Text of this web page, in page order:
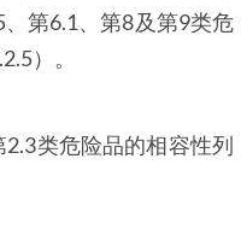
、第6.1、第8及第9类危
）。
类危险品的相容性列